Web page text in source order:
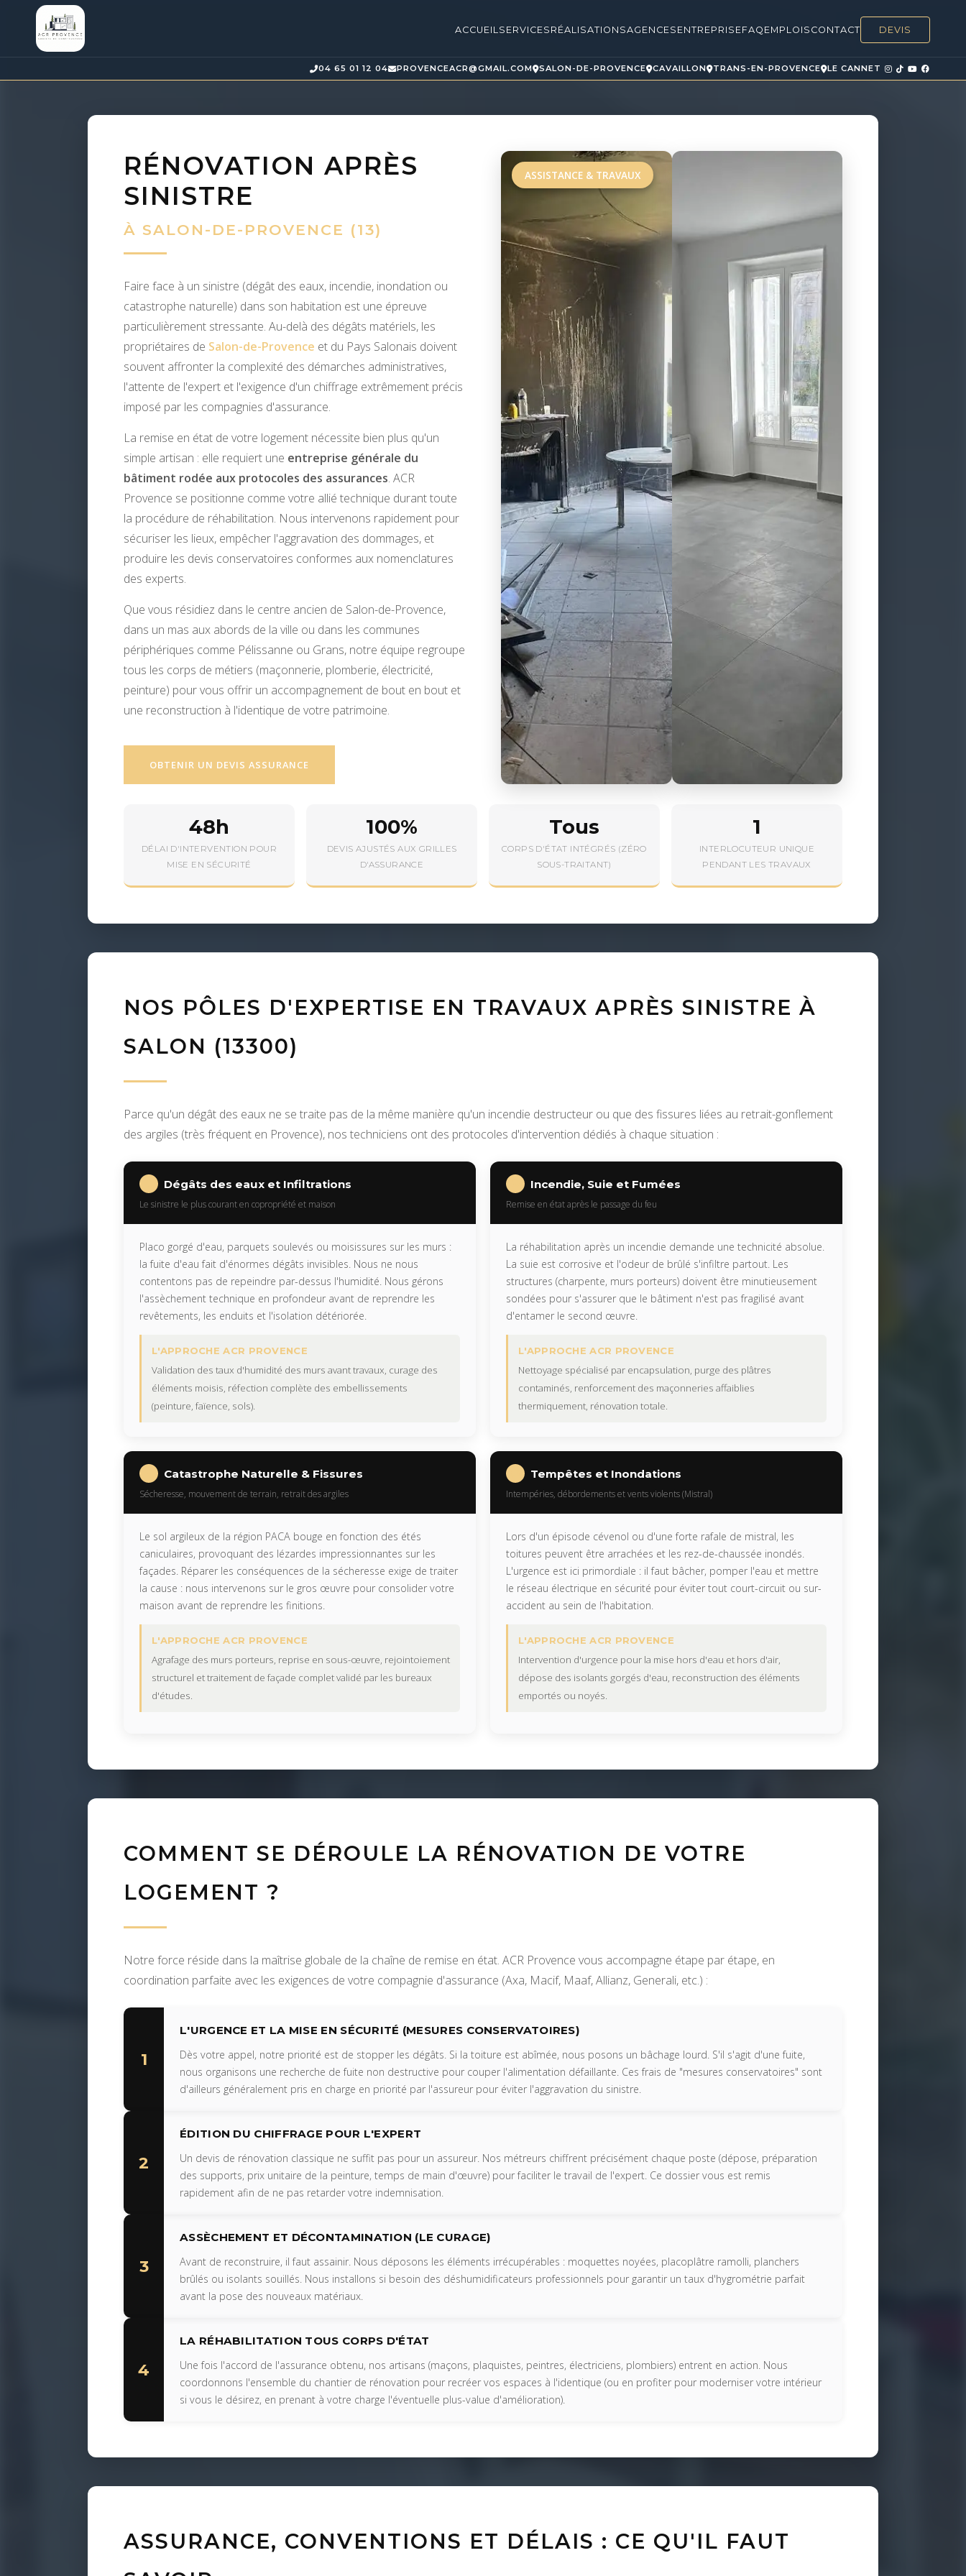
ACCUEIL SERVICES RÉALISATIONSAGENCES ENTREPRISEFAQ EMPLOIS CONTACT DEVIS
04 65 01 12 04 PROVENCEACR@GMAIL.COM SALON-DE-PROVENCE CAVAILLON TRANS-EN-PROVENCE LE CANNET
RÉNOVATION APRÈS
SINISTRE
À SALON-DE-PROVENCE (13)
Faire face à un sinistre (dégât des eaux, incendie, inondation ou
catastrophe naturelle) dans son habitation est une épreuve
particulièrement stressante. Au-delà des dégâts matériels, les
propriétaires de Salon-de-Provence et du Pays Salonais doivent
souvent affronter la complexité des démarches administratives,
l'attente de l'expert et l'exigence d'un chiffrage extrêmement précis
imposé par les compagnies d'assurance.
La remise en état de votre logement nécessite bien plus qu'un
simple artisan : elle requiert une entreprise générale du
bâtiment rodée aux protocoles des assurances. ACR
Provence se positionne comme votre allié technique durant toute
la procédure de réhabilitation. Nous intervenons rapidement pour
sécuriser les lieux, empêcher l'aggravation des dommages, et
produire les devis conservatoires conformes aux nomenclatures
des experts.
Que vous résidiez dans le centre ancien de Salon-de-Provence,
dans un mas aux abords de la ville ou dans les communes
périphériques comme Pélissanne ou Grans, notre équipe regroupe
tous les corps de métiers (maçonnerie, plomberie, électricité,
peinture) pour vous offrir un accompagnement de bout en bout et
une reconstruction à l'identique de votre patrimoine.
OBTENIR UN DEVIS ASSURANCE
ASSISTANCE & TRAVAUX
48h
DÉLAI D'INTERVENTION POUR
MISE EN SÉCURITÉ
100%
DEVIS AJUSTÉS AUX GRILLES
D'ASSURANCE
Tous
CORPS D'ÉTAT INTÉGRÉS (ZÉRO
SOUS-TRAITANT)
1
INTERLOCUTEUR UNIQUE
PENDANT LES TRAVAUX
NOS PÔLES D'EXPERTISE EN TRAVAUX APRÈS SINISTRE À
SALON (13300)
Parce qu'un dégât des eaux ne se traite pas de la même manière qu'un incendie destructeur ou que des fissures liées au retrait-gonflement
des argiles (très fréquent en Provence), nos techniciens ont des protocoles d'intervention dédiés à chaque situation :
Dégâts des eaux et Infiltrations
Le sinistre le plus courant en copropriété et maison
Placo gorgé d'eau, parquets soulevés ou moisissures sur les murs :
la fuite d'eau fait d'énormes dégâts invisibles. Nous ne nous
contentons pas de repeindre par-dessus l'humidité. Nous gérons
l'assèchement technique en profondeur avant de reprendre les
revêtements, les enduits et l'isolation détériorée.
L'APPROCHE ACR PROVENCE
Validation des taux d'humidité des murs avant travaux, curage des
éléments moisis, réfection complète des embellissements
(peinture, faïence, sols).
Incendie, Suie et Fumées
Remise en état après le passage du feu
La réhabilitation après un incendie demande une technicité absolue.
La suie est corrosive et l'odeur de brûlé s'infiltre partout. Les
structures (charpente, murs porteurs) doivent être minutieusement
sondées pour s'assurer que le bâtiment n'est pas fragilisé avant
d'entamer le second œuvre.
L'APPROCHE ACR PROVENCE
Nettoyage spécialisé par encapsulation, purge des plâtres
contaminés, renforcement des maçonneries affaiblies
thermiquement, rénovation totale.
Catastrophe Naturelle & Fissures
Sécheresse, mouvement de terrain, retrait des argiles
Le sol argileux de la région PACA bouge en fonction des étés
caniculaires, provoquant des lézardes impressionnantes sur les
façades. Réparer les conséquences de la sécheresse exige de traiter
la cause : nous intervenons sur le gros œuvre pour consolider votre
maison avant de reprendre les finitions.
L'APPROCHE ACR PROVENCE
Agrafage des murs porteurs, reprise en sous-œuvre, rejointoiement
structurel et traitement de façade complet validé par les bureaux
d'études.
Tempêtes et Inondations
Intempéries, débordements et vents violents (Mistral)
Lors d'un épisode cévenol ou d'une forte rafale de mistral, les
toitures peuvent être arrachées et les rez-de-chaussée inondés.
L'urgence est ici primordiale : il faut bâcher, pomper l'eau et mettre
le réseau électrique en sécurité pour éviter tout court-circuit ou sur-
accident au sein de l'habitation.
L'APPROCHE ACR PROVENCE
Intervention d'urgence pour la mise hors d'eau et hors d'air,
dépose des isolants gorgés d'eau, reconstruction des éléments
emportés ou noyés.
COMMENT SE DÉROULE LA RÉNOVATION DE VOTRE
LOGEMENT ?
Notre force réside dans la maîtrise globale de la chaîne de remise en état. ACR Provence vous accompagne étape par étape, en
coordination parfaite avec les exigences de votre compagnie d'assurance (Axa, Macif, Maaf, Allianz, Generali, etc.) :
1
L'URGENCE ET LA MISE EN SÉCURITÉ (MESURES CONSERVATOIRES)
Dès votre appel, notre priorité est de stopper les dégâts. Si la toiture est abîmée, nous posons un bâchage lourd. S'il s'agit d'une fuite,
nous organisons une recherche de fuite non destructive pour couper l'alimentation défaillante. Ces frais de "mesures conservatoires" sont
d'ailleurs généralement pris en charge en priorité par l'assureur pour éviter l'aggravation du sinistre.
2
ÉDITION DU CHIFFRAGE POUR L'EXPERT
Un devis de rénovation classique ne suffit pas pour un assureur. Nos métreurs chiffrent précisément chaque poste (dépose, préparation
des supports, prix unitaire de la peinture, temps de main d'œuvre) pour faciliter le travail de l'expert. Ce dossier vous est remis
rapidement afin de ne pas retarder votre indemnisation.
3
ASSÈCHEMENT ET DÉCONTAMINATION (LE CURAGE)
Avant de reconstruire, il faut assainir. Nous déposons les éléments irrécupérables : moquettes noyées, placoplâtre ramolli, planchers
brûlés ou isolants souillés. Nous installons si besoin des déshumidificateurs professionnels pour garantir un taux d'hygrométrie parfait
avant la pose des nouveaux matériaux.
4
LA RÉHABILITATION TOUS CORPS D'ÉTAT
Une fois l'accord de l'assurance obtenu, nos artisans (maçons, plaquistes, peintres, électriciens, plombiers) entrent en action. Nous
coordonnons l'ensemble du chantier de rénovation pour recréer vos espaces à l'identique (ou en profiter pour moderniser votre intérieur
si vous le désirez, en prenant à votre charge l'éventuelle plus-value d'amélioration).
ASSURANCE, CONVENTIONS ET DÉLAIS : CE QU'IL FAUT